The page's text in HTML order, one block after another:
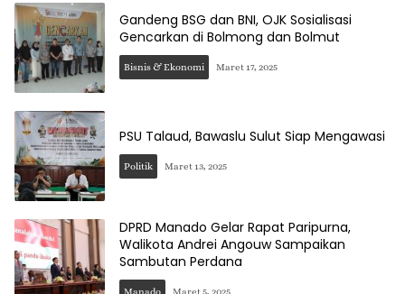
Gandeng BSG dan BNI, OJK Sosialisasi
Gencarkan di Bolmong dan Bolmut
Bisnis & Ekonomi Maret 17, 2025
PSU Talaud, Bawaslu Sulut Siap Mengawasi
Politik Maret 13, 2025
DPRD Manado Gelar Rapat Paripurna,
Walikota Andrei Angouw Sampaikan
Sambutan Perdana